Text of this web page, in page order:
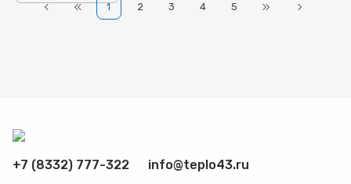
1 2 3 4 5
+7 (8332) 777-322 info@teplo43.ru